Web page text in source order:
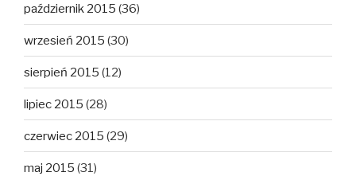
październik 2015 (36)
wrzesień 2015 (30)
sierpień 2015 (12)
lipiec 2015 (28)
czerwiec 2015 (29)
maj 2015 (31)